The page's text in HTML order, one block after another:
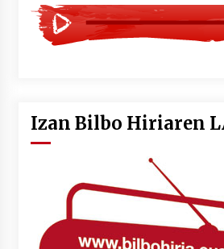
Larunbatean
da
2026/07/07
2026/07/07
Uribitarte40 aretoan
2026/07/03
SOINUGELA: Paul
lan berriak
Izan Bilbo Hiriaren